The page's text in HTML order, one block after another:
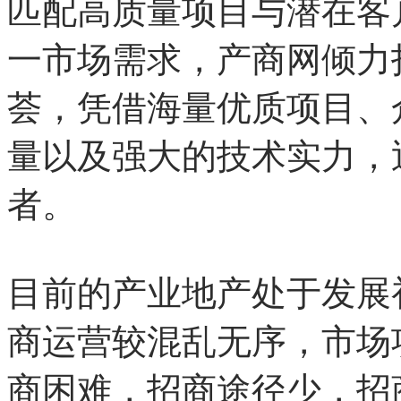
匹配高质量项目与潜在
一市场需求，产商网倾
荟，凭借海量优质项目
量以及强大的技术实力
者。
目前的产业地产处于发
商运营较混乱无序，市
商困难，招商途径少，